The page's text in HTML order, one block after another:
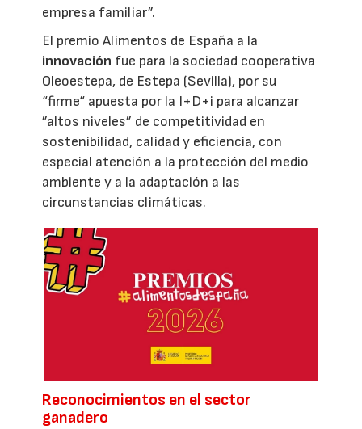
empresa familiar”.
El premio Alimentos de España a la
innovación fue para la sociedad cooperativa
Oleoestepa, de Estepa (Sevilla), por su
“firme“ apuesta por la I+D+i para alcanzar
”altos niveles” de competitividad en
sostenibilidad, calidad y eficiencia, con
especial atención a la protección del medio
ambiente y a la adaptación a las
circunstancias climáticas.
Reconocimientos en el sector
ganadero